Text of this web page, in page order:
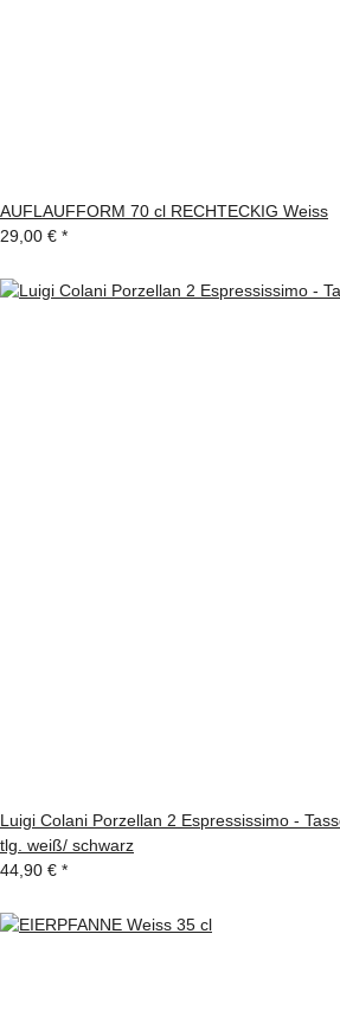
AUFLAUFFORM 70 cl RECHTECKIG Weiss
29,00 € *
Luigi Colani Porzellan 2 Espressissimo -
tlg. weiß/ schwarz
44,90 € *